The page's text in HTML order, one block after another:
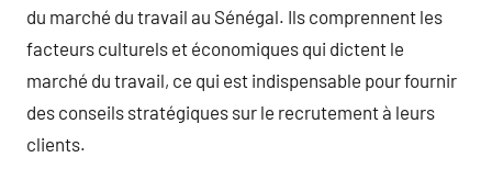
du marché du travail au Sénégal. Ils comprennent les
facteurs culturels et économiques qui dictent le
marché du travail, ce qui est indispensable pour fournir
des conseils stratégiques sur le recrutement à leurs
clients.